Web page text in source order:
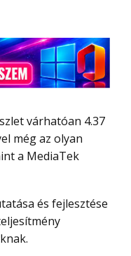
még az olyan
a MediaTek